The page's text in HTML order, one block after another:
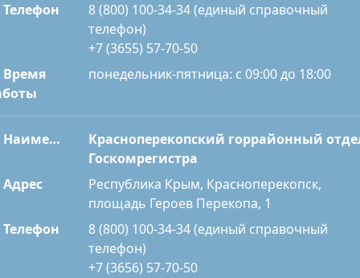
Телефон
8 (800) 100-34-34 (единый справочный
телефон)
+7 (3655) 57-70-50
Время
понедельник-пятница: с 09:00 до 18:00
Наименование
Красноперекопский горрайонный
Госкомрегистра
Адрес
Республика Крым, Красноперекопск,
площадь Героев Перекопа, 1
Телефон
8 (800) 100-34-34 (единый справочный
телефон)
+7 (3656) 57-70-50